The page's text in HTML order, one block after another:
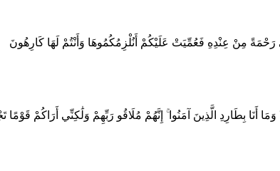
رَحْمَةً مِنْ عِنْدِهِ فَعُمِّيَتْ عَلَيْكُمْ أَنُلْزِمُكُمُوهَا وَأَنْتُمْ لَهَا كَارِهُونَ
أَنَا بِطَارِدِ الَّذِينَ آمَنُوا ۚ إِنَّهُمْ مُلَاقُو رَبِّهِمْ وَلَٰكِنِّي أَرَاكُمْ قَوْمًا